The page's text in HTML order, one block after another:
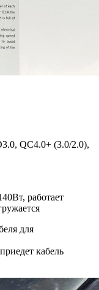
QC4.0+ (3.0/2.0),
работает
для
кабель